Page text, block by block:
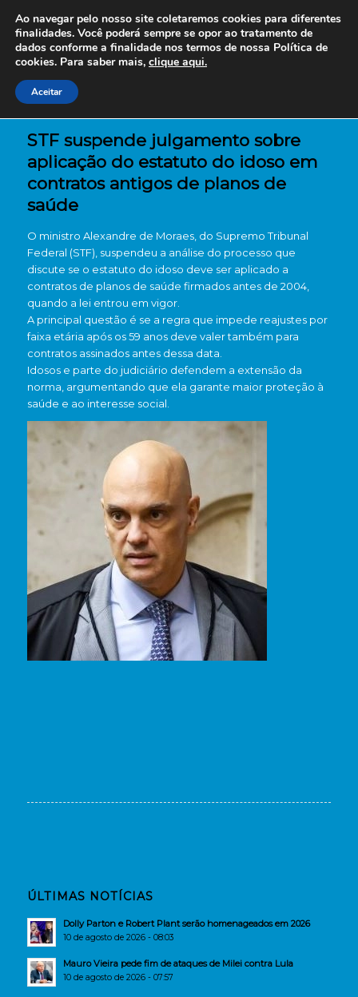
STF suspende julgamento sobre
aplicação do estatuto do idoso em
contratos antigos de planos de
saúde
O ministro Alexandre de Moraes, do Supremo Tribunal
Federal (STF), suspendeu a análise do processo que
discute se o estatuto do idoso deve ser aplicado a
contratos de planos de saúde firmados antes de 2004,
quando a lei entrou em vigor.
A principal questão é se a regra que impede reajustes por
faixa etária após os 59 anos deve valer também para
contratos assinados antes dessa data.
Idosos e parte do judiciário defendem a extensão da
norma, argumentando que ela garante maior proteção à
saúde e ao interesse social.
ÚLTIMAS NOTÍCIAS
Dolly Parton e Robert Plant serão homenageados em 2026
10 de agosto de 2026 - 08:03
Mauro Vieira pede fim de ataques de Milei contra Lula
10 de agosto de 2026 - 07:57
Ao navegar pelo nosso site coletaremos cookies para diferentes
finalidades. Você poderá sempre se opor ao tratamento de
dados conforme a finalidade nos termos de nossa Política de
cookies. Para saber mais, clique aqui.
Aceitar